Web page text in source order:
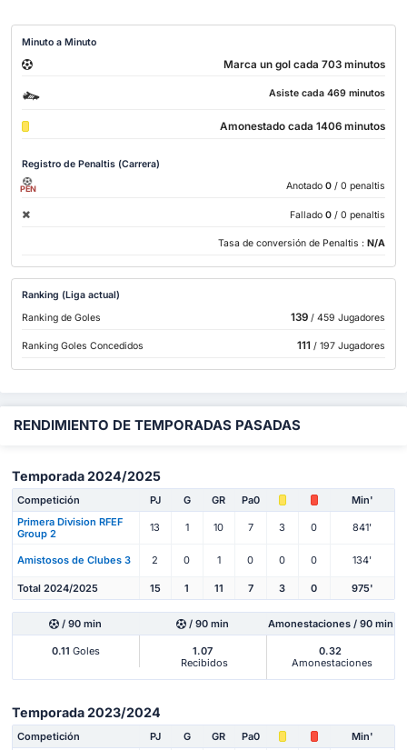
Minuto a Minuto
Marca un gol cada 703 minutos
Asiste cada 469 minutos
Amonestado cada 1406 minutos
Registro de Penaltis (Carrera)
PEN Anotado 0 / 0 penaltis
Fallado 0 / 0 penaltis
Tasa de conversión de Penaltis : N/A
Ranking (Liga actual)
Ranking de Goles
139/ 459 Jugadores
Ranking Goles Concedidos 111 / 197 Jugadores
RENDIMIENTO DE TEMPORADAS PASADAS
Temporada 2024/2025
Competición PJ G GR Pa0
Min'
Primera Division RFEF
Group 2
13 1 10 7 3 0 841'
Amistosos de Clubes 3 2 0 1 0 0 0 134'
Total 2024/2025 15 1 11 7 3 0 975'
/ 90 min / 90 min Amonestaciones / 90 min
0.11 Goles
1.07
Recibidos
0.32
Amonestaciones
Temporada 2023/2024
Competición PJ G GR Pa0
Min'